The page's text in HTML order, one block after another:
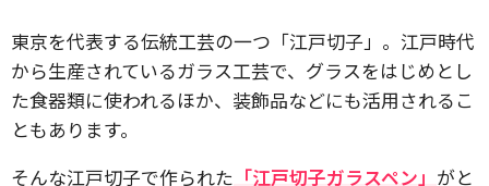
東京を代表する伝統工芸の一つ「江戸切子」。江戸時代
から生産されているガラス工芸で、グラスをはじめとし
た食器類に使われるほか、装飾品などにも活用されるこ
ともあります。
そんな江戸切子で作られた 「江戸切子ガラスペン」 がと